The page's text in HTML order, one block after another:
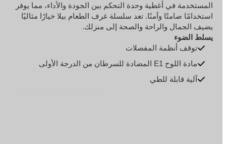
المستخدمة في أغطية وحدة التحكم بين الجودة والأداء، مما يوفر
استخدامًا صامتًا وآمنًا. تعد سلسلة غرف الطعام بيلا خيارًا مثاليًا
يضيف الجمال والراحة والصحة إلى منزلك.
يسلط الضوء
توقف أنظمة المفصلات
مادة اللوح E1 المضادة للسرطان من الدرجة الأولى
آلية قابلة للطي